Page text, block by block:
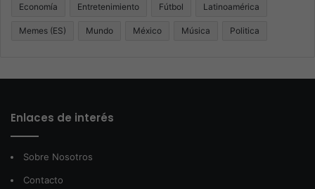
Economía Entretenimiento Fútbol Latinoamérica
Memes (ES) Mundo México Música Politica
Enlaces de interés
Sobre Nosotros
Contacto